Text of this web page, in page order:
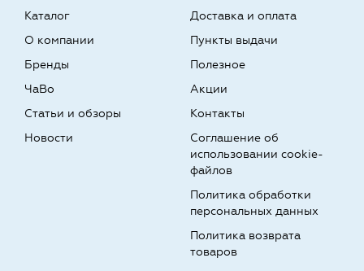
Каталог
О компании
Бренды
Доставка и оплата
Пункты выдачи
Полезное
ЧаВо
Статьи и обзоры
Новости
Акции
Контакты
Соглашение об
использовании cookie-
файлов
Политика обработки
персональных данных
Политика возврата
товаров